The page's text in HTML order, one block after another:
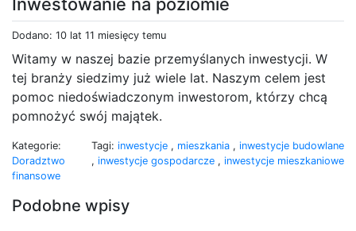
Dodano: 10 lat 11 miesięcy temu
Witamy w naszej bazie przemyślanych inwestycji. W
tej branży siedzimy już wiele lat. Naszym celem jest
pomoc niedoświadczonym inwestorom, którzy chcą
pomnożyć swój majątek.
Kategorie:
Doradztwo
finansowe
Tagi: inwestycje , mieszkania , inwestycje budowlane
, inwestycje gospodarcze , inwestycje mieszkaniowe
Podobne wpisy